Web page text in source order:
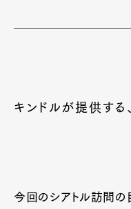
キンドルが提供する
今回のシアトル訪問